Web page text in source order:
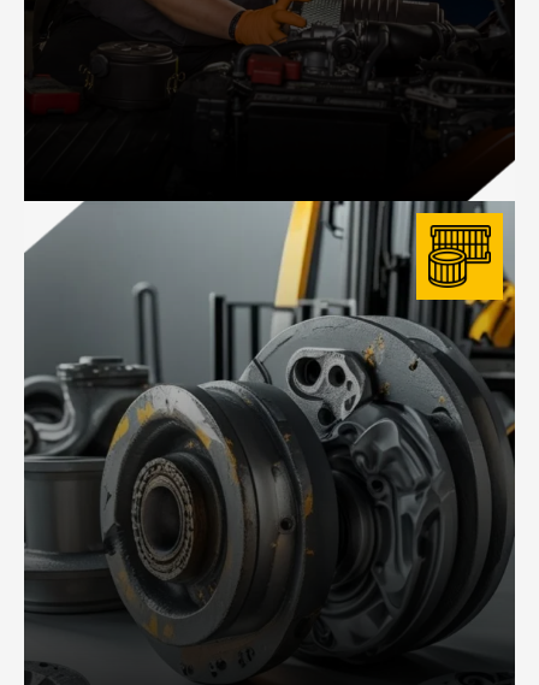
MANTENIMIENTO DE EQUIPOS
Programas preventivos y correctivos para prolongar la vida útil de tus
equipos y reducir tiempos muertos